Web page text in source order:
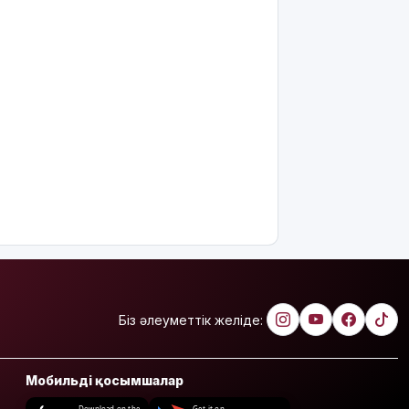
Біз әлеуметтік желіде:
Мобильді қосымшалар